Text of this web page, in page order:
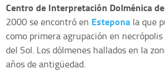
Centro de Interpretación Dolménica
2000 se encontró en Estepona la que
como primera agrupación en
del Sol. Los dólmenes hallados en la
años de antigüedad.